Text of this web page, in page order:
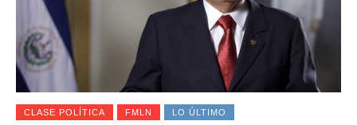
CLASE POLÍTICA FMLN LO ÚLTIMO